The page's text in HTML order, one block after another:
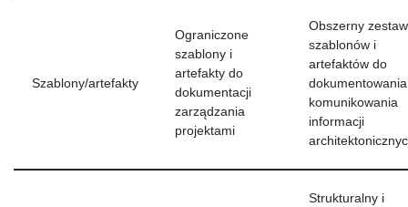
Szablony/artefakty
Ograniczone
szablony i
artefakty do
dokumentacji
zarządzania
projektami
Obszerny zestaw
szablonów i
artefaktów do
komunikowania
informacji
Strukturalny i